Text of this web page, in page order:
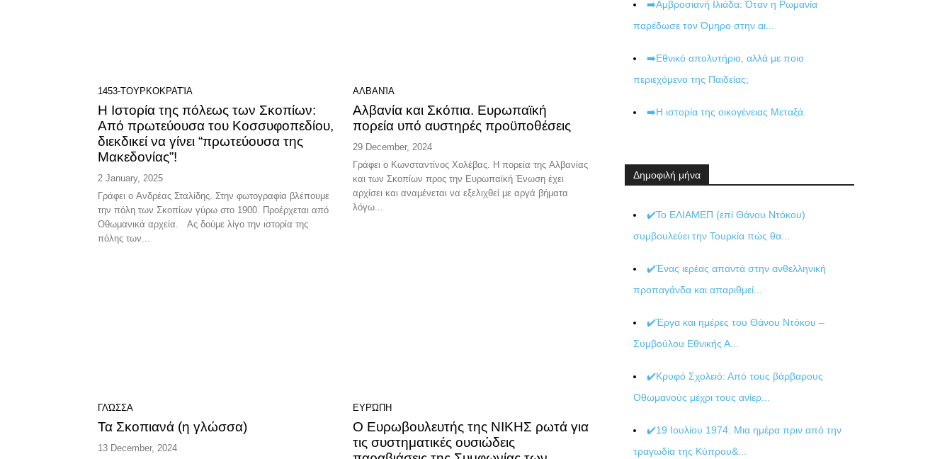
1453-ΤΟΥΡΚΟΚΡΑΤΊΑ
Η Ιστορία της πόλεως των Σκοπίων:
Από πρωτεύουσα του Κοσσυφοπεδίου,
διεκδικεί να γίνει “πρωτεύουσα της
Μακεδονίας”!
2 January, 2025
Γράφει ο Ανδρέας Σταλίδης. Στην φωτογραφία βλέπουμε
την πόλη των Σκοπίων γύρω στο 1900. Προέρχεται από
Οθωμανικά αρχεία. Ας δούμε λίγο την ιστορία της
πόλης των...
ΑΛΒΑΝΊΑ
Αλβανία και Σκόπια. Ευρωπαϊκή
πορεία υπό αυστηρές προϋποθέσεις
29 December, 2024
Γράφει ο Κωνσταντίνος Χολέβας. Η πορεία της Αλβανίας
και των Σκοπίων προς την Ευρωπαϊκή Ένωση έχει
αρχίσει και αναμένεται να εξελιχθεί με αργά βήματα
λόγω...
ΓΛΏΣΣΑ
Τα Σκοπιανά (η γλώσσα)
13 December, 2024
ΕΥΡΏΠΗ
Ο Ευρωβουλευτής της ΝΙΚΗΣ ρωτά για
τις συστηματικές ουσιώδεις
➡️Αμβροσιανή Ιλιάδα: Όταν η Ρωμανία
παρέδωσε τον Όμηρο στην αι...
➡️Εθνικό απολυτήριο, αλλά με ποιο
περιεχόμενο της Παιδείας;
➡️Η ιστορία της οικογένειας Μεταξά.
Δημοφιλή μήνα
✔️Το ΕΛΙΑΜΕΠ (επί Θάνου Ντόκου)
συμβουλεύει την Τουρκία πώς θα...
✔️Ένας ιερέας απαντά στην ανθελληνική
προπαγάνδα και απαριθμεί...
✔️Έργα και ημέρες του Θάνου Ντόκου –
Συμβούλου Εθνικής Α...
✔️Κρυφό Σχολειό: Από τους βάρβαρους
Οθωμανούς μέχρι τους ανίερ...
✔️19 Ιουλίου 1974: Μια ημέρα πριν από την
τραγωδία της Κύπρου&...